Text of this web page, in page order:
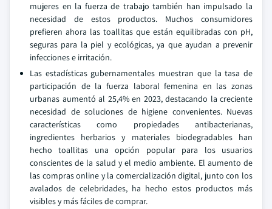
mujeres en la fuerza de trabajo también han impulsado la
necesidad de estos productos. Muchos consumidores
prefieren ahora las toallitas que están equilibradas con pH,
seguras para la piel y ecológicas, ya que ayudan a prevenir
infecciones e irritación.
Las estadísticas gubernamentales muestran que la tasa de
participación de la fuerza laboral femenina en las zonas
urbanas aumentó al 25,4% en 2023, destacando la creciente
necesidad de soluciones de higiene convenientes. Nuevas
características como propiedades antibacterianas,
ingredientes herbarios y materiales biodegradables han
hecho toallitas una opción popular para los usuarios
conscientes de la salud y el medio ambiente. El aumento de
las compras online y la comercialización digital, junto con los
avalados de celebridades, ha hecho estos productos más
visibles y más fáciles de comprar.